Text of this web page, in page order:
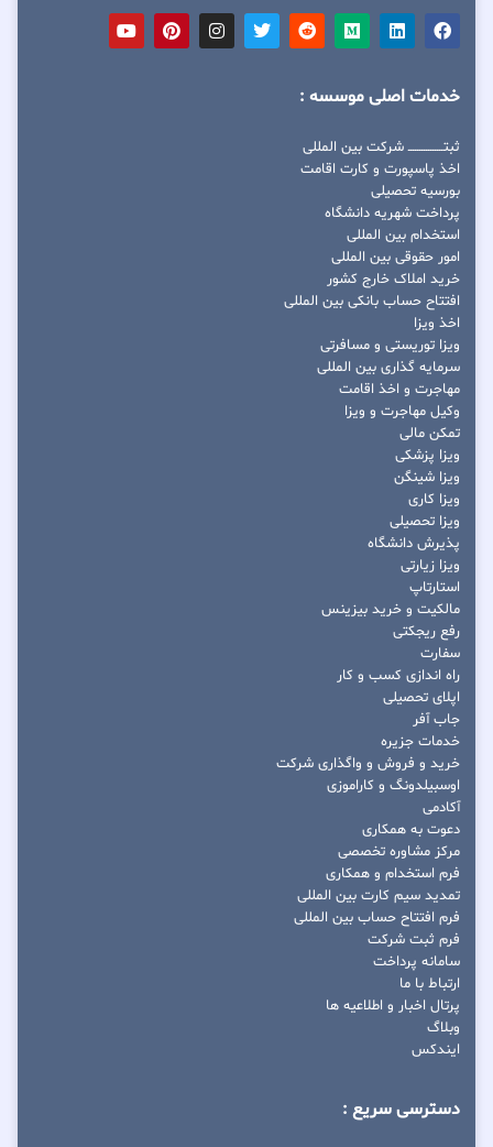
خدمات اصلی موسسه :
ثبتــــــــــــــــ شرکت بین المللی
اخذ پاسپورت و کارت اقامت
بورسیه تحصیلی
پرداخت شهریه دانشگاه
استخدام بین المللی
امور حقوقی بین المللی
خرید املاک خارج کشور
افتتاح حساب بانکی بین المللی
اخذ ویزا
ویزا توریستی و مسافرتی
سرمایه گذاری بین المللی
مهاجرت و اخذ اقامت
وکیل مهاجرت و ویزا
تمکن مالی
ویزا پزشکی
ویزا شینگن
ویزا کاری
ویزا تحصیلی
پذیرش دانشگاه
ویزا زیارتی
استارتاپ
مالکیت و خرید بیزینس
رفع ریجکتی
سفارت
راه اندازی کسب و کار
اپلای تحصیلی
جاب آفر
خدمات جزیره
خرید و فروش و واگذاری شرکت
اوسبیلدونگ و کاراموزی
آکادمی
دعوت به همکاری
مرکز مشاوره تخصصی
فرم استخدام و همکاری
تمدید سیم کارت بین المللی
فرم افتتاح حساب بین المللی
فرم ثبت شرکت
سامانه پرداخت
ارتباط با ما
پرتال اخبار و اطلاعیه ها
وبلاگ
ایندکس
دسترسی سریع :